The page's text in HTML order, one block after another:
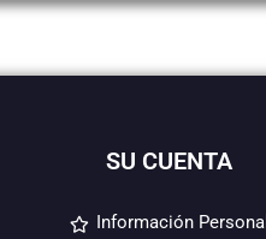
SU CUENTA
Información Personal